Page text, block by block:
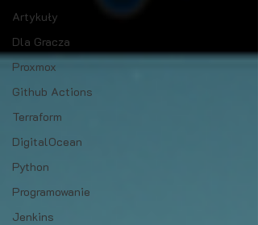
Artykuły
Dla Gracza
Proxmox
Github Actions
Terraform
DigitalOcean
Python
Programowanie
Jenkins